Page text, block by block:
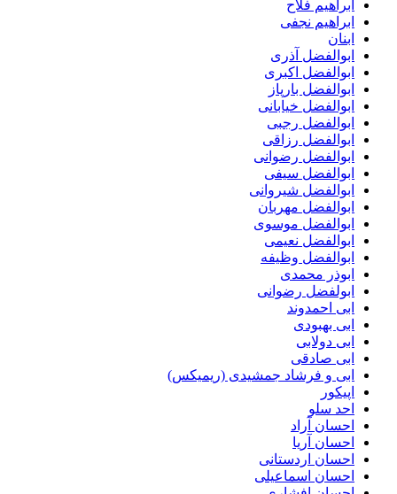
ابراهیم فلاح
ابراهیم نجفی
ابنان
ابوالفضل آذری
ابوالفضل اکبری
ابوالفضل بارپاز
ابوالفضل خیابانی
ابوالفضل رجبی
ابوالفضل رزاقی
ابوالفضل رضوانی
ابوالفضل سیفی
ابوالفضل شیروانی
ابوالفضل مهربان
ابوالفضل موسوی
ابوالفضل نعیمی
ابوالفضل وظیفه
ابوذر محمدی
ابولفضل رضوانی
ابی احمدوند
ابی بهبودی
ابی دولابی
ابی صادقی
ابی و فرشاد جمشیدی (ریمیکس)
اپیکور
احد سلو
احسان آراد
احسان آریا
احسان اردستانی
احسان اسماعیلی